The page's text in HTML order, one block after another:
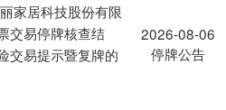
家居科技股份有限
交易停牌核查结
交易提示暨复牌的
2026-08-06
停牌公告